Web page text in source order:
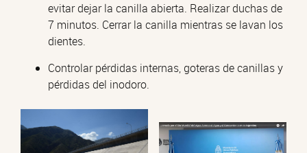
evitar dejar la canilla abierta. Realizar duchas de
7 minutos. Cerrar la canilla mientras se lavan los
dientes.
Controlar pérdidas internas, goteras de canillas y
pérdidas del inodoro.